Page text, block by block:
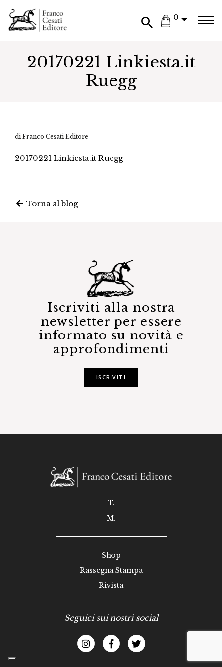
0
20170221 Linkiesta.it
Ruegg
di Franco Cesati Editore
20170221 Linkiesta.it Ruegg
Torna al blog
Iscriviti alla nostra
newsletter per essere
informato su novità e
approfondimenti
ISCRIVITI
T.
M.
Shop
Rassegna Stampa
Rivista
Seguici sui nostri social